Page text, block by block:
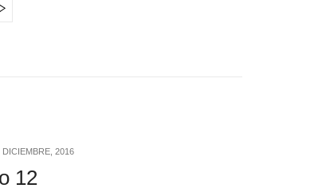
DICIEMBRE, 2016
12